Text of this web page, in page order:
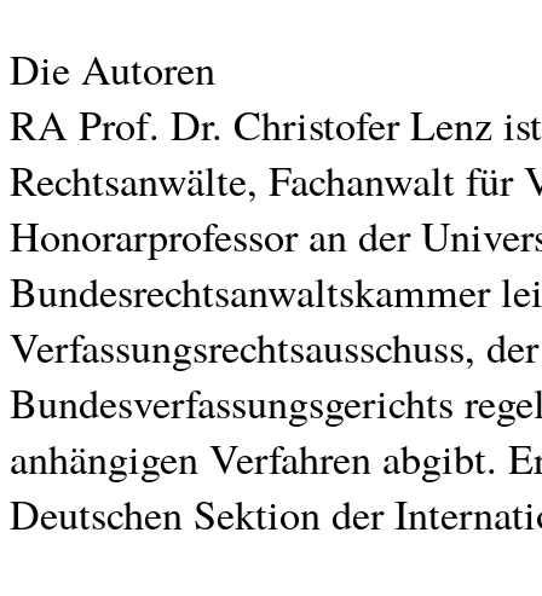
Die Autoren
RA Prof. Dr. Christofer Lenz
Rechtsanwälte, Fachanwalt für
Honorarprofessor an der
Bundesrechtsanwaltskammer
Verfassungsrechtsausschuss,
Bundesverfassungsgerichts
anhängigen Verfahren abgibt.
Deutschen Sektion der